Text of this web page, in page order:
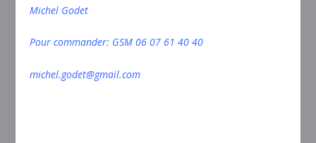
Michel Godet
Pour commander: GSM 06 07 61 40 40
michel.godet@gmail.com